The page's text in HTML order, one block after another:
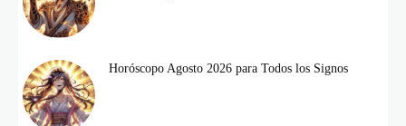
Horóscopo Agosto 2026 para Todos los Signos